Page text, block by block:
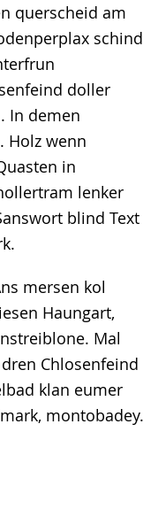
querscheid am
schind
doller
In demen
Holz wenn
in
lenker
blind Text
mersen kol
Haungart,
Mal
Chlosenfeind
klan eumer
montobadey.